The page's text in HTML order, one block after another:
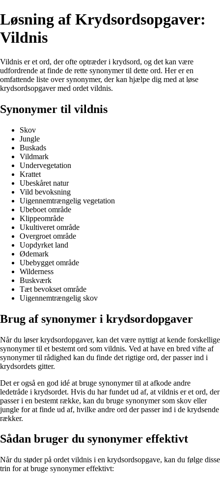
Løsning af Krydsordsopgaver:
Vildnis
Vildnis er et ord, der ofte optræder i krydsord, og det kan være
udfordrende at finde de rette synonymer til dette ord. Her er en
omfattende liste over synonymer, der kan hjælpe dig med at løse
krydsordsopgaver med ordet vildnis.
Synonymer til vildnis
Skov
Jungle
Buskads
Vildmark
Undervegetation
Krattet
Ubeskåret natur
Vild bevoksning
Uigennemtrængelig vegetation
Ubeboet område
Klippeområde
Ukultiveret område
Overgroet område
Uopdyrket land
Ødemark
Ubebygget område
Wilderness
Buskværk
Tæt bevokset område
Uigennemtrængelig skov
Brug af synonymer i krydsordopgaver
Når du løser krydsordopgaver, kan det være nyttigt at kende forskellige
synonymer til et bestemt ord som vildnis. Ved at have en bred vifte af
synonymer til rådighed kan du finde det rigtige ord, der passer ind i
krydsordets gitter.
Det er også en god idé at bruge synonymer til at afkode andre
ledetråde i krydsordet. Hvis du har fundet ud af, at vildnis er et ord, der
passer i en bestemt række, kan du bruge synonymer som skov eller
jungle for at finde ud af, hvilke andre ord der passer ind i de krydsende
rækker.
Sådan bruger du synonymer effektivt
Når du støder på ordet vildnis i en krydsordsopgave, kan du følge disse
trin for at bruge synonymer effektivt: